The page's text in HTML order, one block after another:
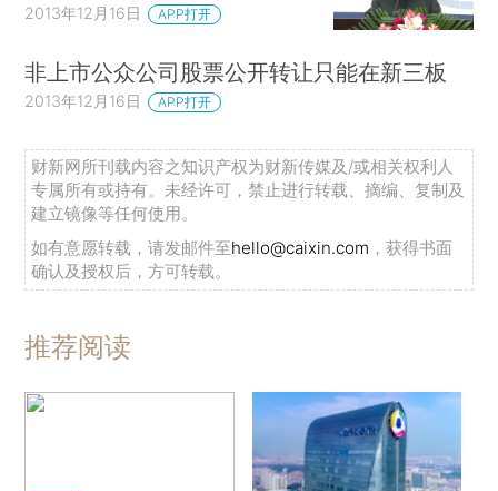
2013年12月16日 APP打开
非上市公众公司股票公开转让只能在新三板
2013年12月16日 APP打开
财新网所刊载内容之知识产权为财新传媒及/或相关权利人
专属所有或持有。未经许可，禁止进行转载、摘编、复制及
建立镜像等任何使用。
如有意愿转载，请发邮件至hello@caixin.com ，获得书面
确认及授权后，方可转载。
推荐阅读